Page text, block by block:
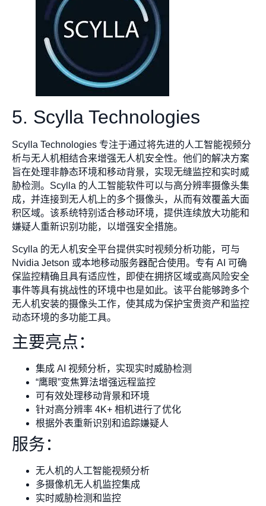
5. Scylla Technologies
Scylla Technologies 专注于通过将先进的人工智能视频分
析与无人机相结合来增强无人机安全性。他们的解决方案
旨在处理非静态环境和移动背景，实现无缝监控和实时威
胁检测。Scylla 的人工智能软件可以与高分辨率摄像头集
成，并连接到无人机上的多个摄像头，从而有效覆盖大面
积区域。该系统特别适合移动环境，提供连续放大功能和
嫌疑人重新识别功能，以增强安全措施。
Scylla 的无人机安全平台提供实时视频分析功能，可与
Nvidia Jetson 或本地移动服务器配合使用。专有 AI 可确
保监控精确且具有适应性，即使在拥挤区域或高风险安全
事件等具有挑战性的环境中也是如此。该平台能够跨多个
无人机安装的摄像头工作，使其成为保护宝贵资产和监控
动态环境的多功能工具。
主要亮点：
集成 AI 视频分析，实现实时威胁检测
“鹰眼”变焦算法增强远程监控
可有效处理移动背景和环境
针对高分辨率 4K+ 相机进行了优化
根据外表重新识别和追踪嫌疑人
服务：
无人机的人工智能视频分析
多摄像机无人机监控集成
实时威胁检测和监控